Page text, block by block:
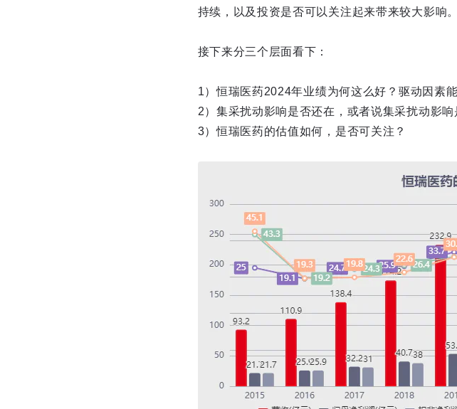
持续，以及投资是否可以关注起来带来较大影响。
接下来分三个层面看下：
1）恒瑞医药2024年业绩为何这么好？驱动因素
2）集采扰动影响是否还在，或者说集采扰动影响
3）恒瑞医药的估值如何，是否可关注？